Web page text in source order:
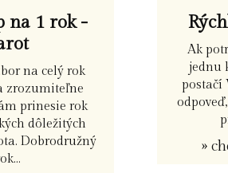
na 1 rok -
na celý rok
zrozumiteľne
prinesie rok
dôležitých
Dobrodružný
Ak
jednu
postačí
»